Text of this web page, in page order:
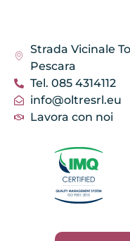
Strada Vicinale
Pescara
Tel. 085 4314112
info@oltresrl.eu
Lavora con noi